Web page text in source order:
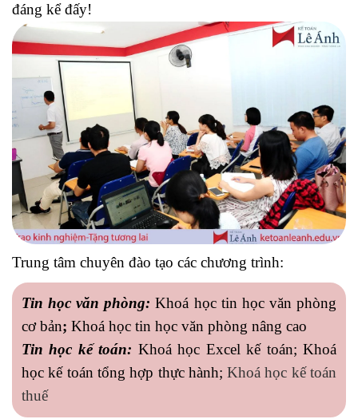
đáng kể đấy!
Trung tâm chuyên đào tạo các chương trình:
Tin học văn phòng:Khoá học tin học văn phòng
cơ bản; Khoá học tin học văn phòng nâng cao
Tin học kế toán: Khoá học Excel kế toán; Khoá
học kế toán tổng hợp thực hành;Khoá học kế toán
thuế